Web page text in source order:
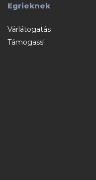
Egrieknek
Várlátogatás
Támogass!